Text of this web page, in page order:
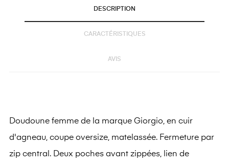
DESCRIPTION
CARACTÉRISTIQUES
AVIS
Doudoune femme de la marque Giorgio, en cuir
d'agneau, coupe oversize, matelassée. Fermeture par
zip central. Deux poches avant zippées, lien de